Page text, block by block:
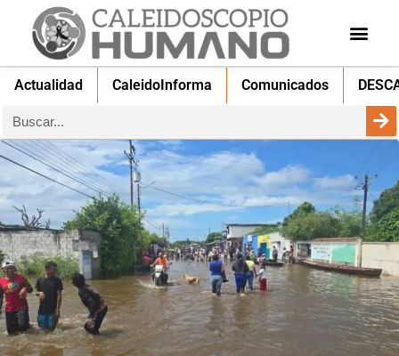
Actualidad CaleidoInforma Comunicados